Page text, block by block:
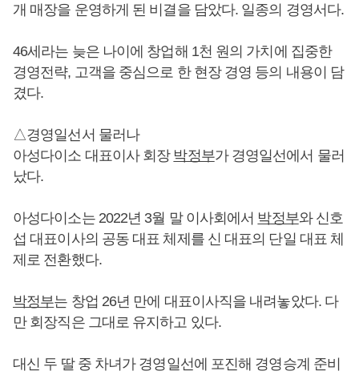
개 매장을 운영하게 된 비결을 담았다. 일종의 경영서다.
46세라는 늦은 나이에 창업해 1천 원의 가치에 집중한
경영전략, 고객을 중심으로 한 현장 경영 등의 내용이 담
겼다.
△경영일선서 물러나
아성다이소 대표이사 회장 박정부가 경영일선에서 물러
났다.
아성다이소는 2022년 3월 말 이사회에서 박정부와 신호
섭 대표이사의 공동 대표 체제를 신 대표의 단일 대표 체
제로 전환했다.
박정부는 창업 26년 만에 대표이사직을 내려놓았다. 다
만 회장직은 그대로 유지하고 있다.
대신 두 딸 중 차녀가 경영일선에 포진해 경영승계 준비